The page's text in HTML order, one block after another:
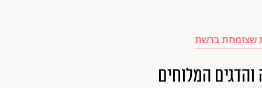
שצומחת ברשת
המלוחים